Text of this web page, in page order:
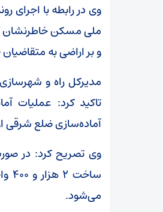
وی در رابطه با
ملی مسکن خاطرنشان
و بر اراضی به
تاکید کرد: عملیات
آماده‌سازی ضلع شرقی
می‌شود.